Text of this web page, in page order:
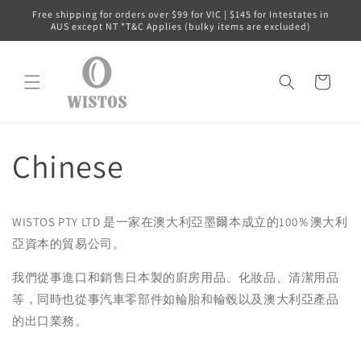
Skip to
content
Free shipping for orders over $99 for VIC | $145 for Intestates in
AUS except NT *T&C Applies (bulky items are excluded)
Cart
Chinese
WISTOS PTY LTD 是一家在澳大利亞墨爾本成立的100％澳大利
亞資本的貿易公司。
我們從事進口和銷售日本製的廚房用品、化妝品、清潔用品
等，同時也從事汽車零部件如輪胎和輪毂以及澳大利亞產品
的出口業務。